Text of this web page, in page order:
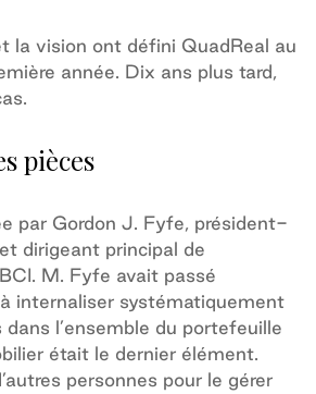
la vision ont défini QuadReal au
année. Dix ans plus tard,
pièces
par Gordon J. Fyfe, président-
dirigeant principal de
M. Fyfe avait passé
internaliser systématiquement
dans l’ensemble du portefeuille
était le dernier élément.
personnes pour le gérer